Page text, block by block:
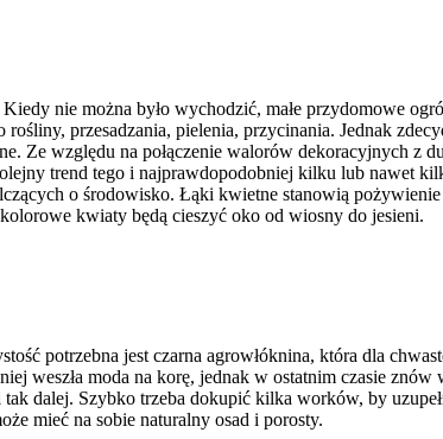
nie można było wychodzić, małe przydomowe
przesadzania, pielenia, przycinania. Jednak
Ze względu na połączenie walorów dekoracyjnych z
trend tego i najprawdopodobniej kilku lub nawet
o środowisko. Łąki kwietne stanowią
kwiaty będą cieszyć oko od wiosny do jesieni.
potrzebna jest czarna agrowłóknina, która dla
weszła moda na korę, jednak w ostatnim czasie
dalej. Szybko trzeba dokupić kilka worków, by
mieć na sobie naturalny osad i porosty.